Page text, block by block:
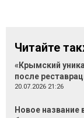
Читайте
«Крымский
после
20.07.2026 21:26
Новое